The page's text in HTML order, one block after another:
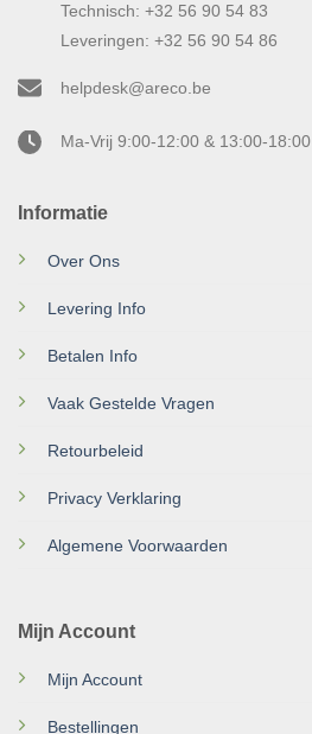
Informatie
Over Ons
Levering Info
Betalen Info
Vaak Gestelde Vragen
Retourbeleid
Privacy Verklaring
Algemene Voorwaarden
Mijn Account
Mijn Account
Bestellingen
Technisch: +32 56 90 54 83
Leveringen: +32 56 90 54 86
helpdesk@areco.be
Ma-Vrij 9:00-12:00 & 13:00-18:00